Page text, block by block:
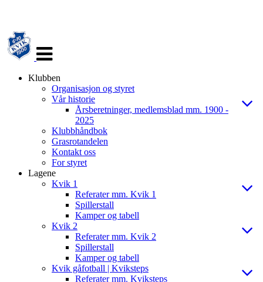
navigasjon
Klubben
Organisasjon og styret
Vår historie
Årsberetninger, medlemsblad mm. 1900 -
2025
Klubbhåndbok
Grasrotandelen
Kontakt oss
For styret
Lagene
Kvik 1
Referater mm. Kvik 1
Spillerstall
Kamper og tabell
Kvik 2
Referater mm. Kvik 2
Spillerstall
Kamper og tabell
Kvik gåfotball | Kviksteps
Referater mm. Kviksteps